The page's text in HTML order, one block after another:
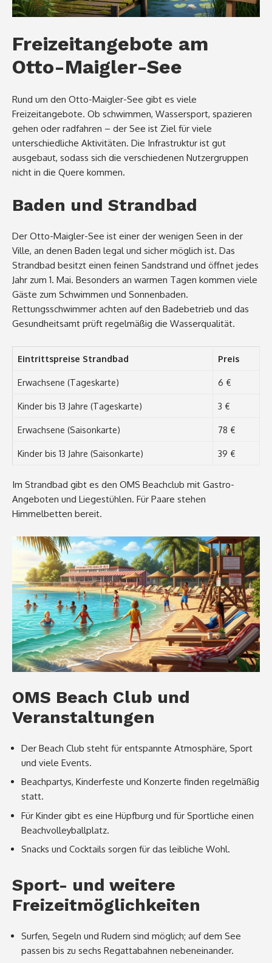
Freizeitangebote am
Otto-Maigler-See
Rund um den Otto-Maigler-See gibt es viele
Freizeitangebote. Ob schwimmen, Wassersport, spazieren
gehen oder radfahren – der See ist Ziel für viele
unterschiedliche Aktivitäten. Die Infrastruktur ist gut
ausgebaut, sodass sich die verschiedenen Nutzergruppen
nicht in die Quere kommen.
Baden und Strandbad
Der Otto-Maigler-See ist einer der wenigen Seen in der
Ville, an denen Baden legal und sicher möglich ist. Das
Strandbad besitzt einen feinen Sandstrand und öffnet jedes
Jahr zum 1. Mai. Besonders an warmen Tagen kommen viele
Gäste zum Schwimmen und Sonnenbaden.
Rettungsschwimmer achten auf den Badebetrieb und das
Gesundheitsamt prüft regelmäßig die Wasserqualität.
Eintrittspreise Strandbad Preis
Erwachsene (Tageskarte) 6 €
Kinder bis 13 Jahre (Tageskarte) 3 €
Erwachsene (Saisonkarte) 78 €
Kinder bis 13 Jahre (Saisonkarte) 39 €
Im Strandbad gibt es den OMS Beachclub mit Gastro-
Angeboten und Liegestühlen. Für Paare stehen
Himmelbetten bereit.
OMS Beach Club und
Veranstaltungen
Der Beach Club steht für entspannte Atmosphäre, Sport
und viele Events.
Beachpartys, Kinderfeste und Konzerte finden regelmäßig
statt.
Für Kinder gibt es eine Hüpfburg und für Sportliche einen
Beachvolleyballplatz.
Snacks und Cocktails sorgen für das leibliche Wohl.
Sport- und weitere
Freizeitmöglichkeiten
Surfen, Segeln und Rudern sind möglich; auf dem See
passen bis zu sechs Regattabahnen nebeneinander.